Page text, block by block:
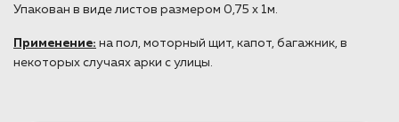
Упакован в виде листов размером 0,75 х 1м.
Применение: на пол, моторный щит, капот, багажник, в
некоторых случаях арки с улицы.